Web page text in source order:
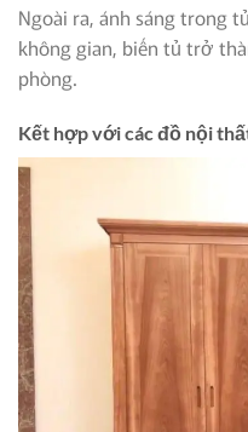
Ngoài ra, ánh sáng trong
không gian, biến tủ trở
phòng.
Kết hợp với các đồ nội